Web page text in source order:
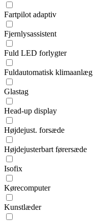
Fartpilot adaptiv
Fjernlysassistent
Fuld LED forlygter
Fuldautomatisk klimaanlæg
Glastag
Head-up display
Højdejust. forsæde
Højdejusterbart førersæde
Isofix
Kørecomputer
Kunstlæder